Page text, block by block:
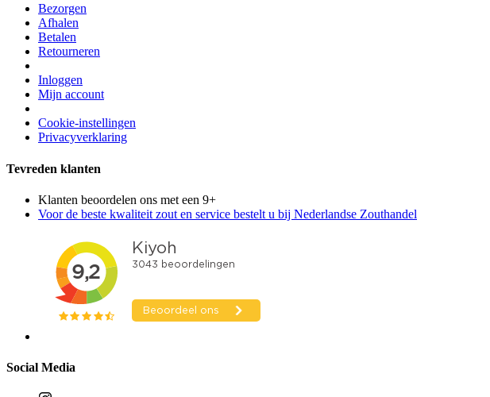
Bezorgen
Afhalen
Betalen
Retourneren
Inloggen
Mijn account
Cookie-instellingen
Privacyverklaring
Tevreden klanten
Klanten beoordelen ons met een 9+
Voor de beste kwaliteit zout en service bestelt u bij Nederlandse Zouthandel
Social Media